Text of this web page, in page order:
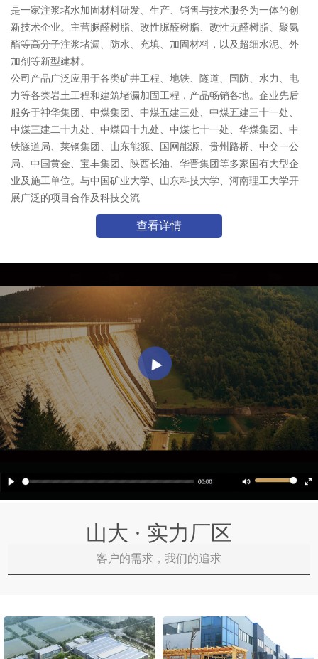
是一家注浆堵水加固材料研发、生产、销售与技术服务为一体的创
新技术企业。主营脲醛树脂、改性脲醛树脂、改性无醛树脂、聚氨
酯等高分子注浆堵漏、防水、充填、加固材料，以及超细水泥、外
加剂等新型建材。
公司产品广泛应用于各类矿井工程、地铁、隧道、国防、水力、电
力等各类岩土工程和建筑堵漏加固工程，产品畅销各地。企业先后
服务于神华集团、中煤集团、中煤五建三处、中煤五建三十一处、
中煤三建二十九处、中煤四十九处、中煤七十一处、华煤集团、中
铁隧道局、莱钢集团、山东能源、国网能源、贵州路桥、中交一公
局、中国黄金、宝丰集团、陕西长油、华晋集团等多家国有大型企
业及施工单位。与中国矿业大学、山东科技大学、河南理工大学开
展广泛的项目合作及科技交流
查看详情
山大 · 实力厂区
客户的需求，我们的追求